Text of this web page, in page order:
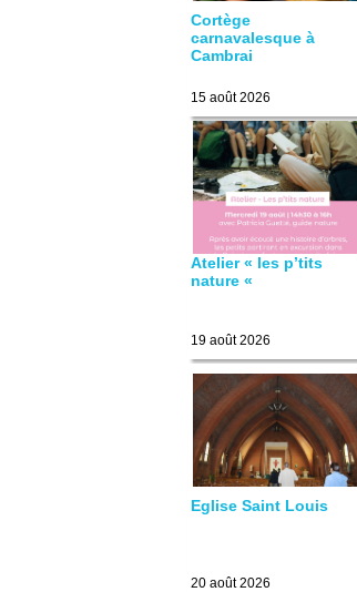
Cortège
carnavalesque à
Cambrai
15 août 2026
Atelier « les p’tits
nature «
19 août 2026
Eglise Saint Louis
20 août 2026